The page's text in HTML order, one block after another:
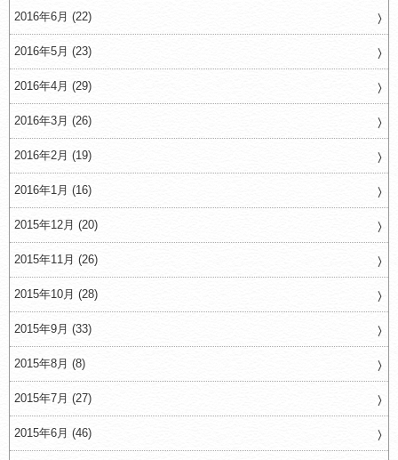
2016年6月 (22)
2016年5月 (23)
2016年4月 (29)
2016年3月 (26)
2016年2月 (19)
2016年1月 (16)
2015年12月 (20)
2015年11月 (26)
2015年10月 (28)
2015年9月 (33)
2015年8月 (8)
2015年7月 (27)
2015年6月 (46)